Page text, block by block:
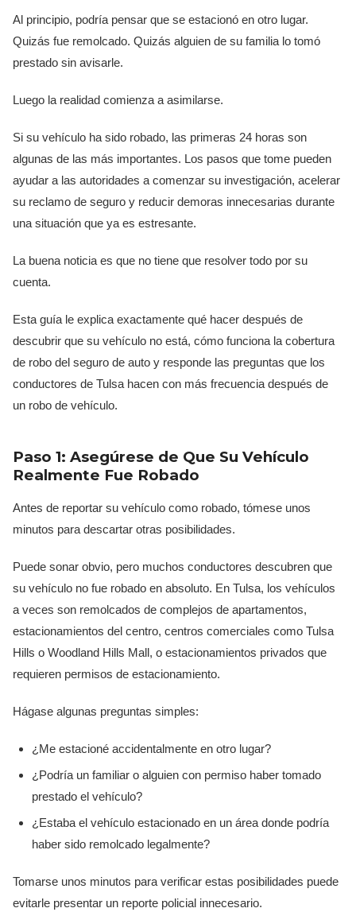
Al principio, podría pensar que se estacionó en otro lugar.
Quizás fue remolcado. Quizás alguien de su familia lo tomó
prestado sin avisarle.
Luego la realidad comienza a asimilarse.
Si su vehículo ha sido robado, las primeras 24 horas son
algunas de las más importantes. Los pasos que tome pueden
ayudar a las autoridades a comenzar su investigación, acelerar
su reclamo de seguro y reducir demoras innecesarias durante
una situación que ya es estresante.
La buena noticia es que no tiene que resolver todo por su
cuenta.
Esta guía le explica exactamente qué hacer después de
descubrir que su vehículo no está, cómo funciona la cobertura
de robo del seguro de auto y responde las preguntas que los
conductores de Tulsa hacen con más frecuencia después de
un robo de vehículo.
Paso 1: Asegúrese de Que Su Vehículo
Realmente Fue Robado
Antes de reportar su vehículo como robado, tómese unos
minutos para descartar otras posibilidades.
Puede sonar obvio, pero muchos conductores descubren que
su vehículo no fue robado en absoluto. En Tulsa, los vehículos
a veces son remolcados de complejos de apartamentos,
estacionamientos del centro, centros comerciales como Tulsa
Hills o Woodland Hills Mall, o estacionamientos privados que
requieren permisos de estacionamiento.
Hágase algunas preguntas simples:
¿Me estacioné accidentalmente en otro lugar?
¿Podría un familiar o alguien con permiso haber tomado
prestado el vehículo?
¿Estaba el vehículo estacionado en un área donde podría
haber sido remolcado legalmente?
Tomarse unos minutos para verificar estas posibilidades puede
evitarle presentar un reporte policial innecesario.